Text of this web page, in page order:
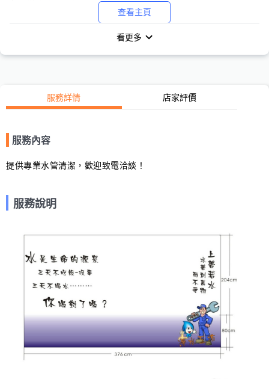
查看主頁
看更多
服務詳情 店家評價
服務內容
提供專業水管清潔，歡迎致電洽談！
服務說明